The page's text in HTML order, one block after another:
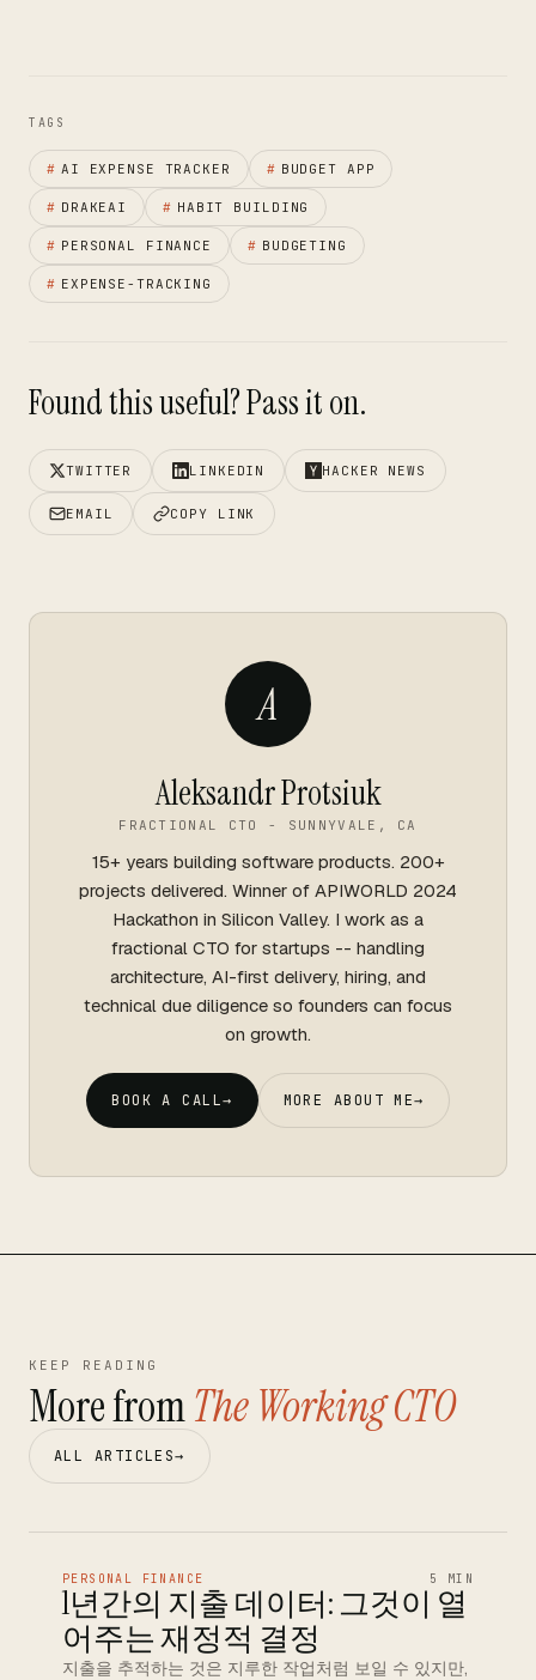
TAGS
# AI EXPENSE TRACKER # BUDGET APP
# DRAKEAI # HABIT BUILDING
# PERSONAL FINANCE # BUDGETING
# EXPENSE-TRACKING
Found this useful? Pass it on.
TWITTER LINKEDIN HACKER NEWS
EMAIL COPY LINK
A
Aleksandr Protsiuk
FRACTIONAL CTO - SUNNYVALE, CA
15+ years building software products. 200+
projects delivered. Winner of APIWORLD 2024
Hackathon in Silicon Valley. I work as a
fractional CTO for startups -- handling
architecture, AI-first delivery, hiring, and
technical due diligence so founders can focus
on growth.
BOOK A CALL→ MORE ABOUT ME→
KEEP READING
More fromThe Working CTO
ALL ARTICLES→
PERSONAL FINANCE 5 MIN
1년간의 지출 데이터: 그것이 열
어주는 재정적 결정
지출을 추적하는 것은 지루한 작업처럼 보일 수 있지만,